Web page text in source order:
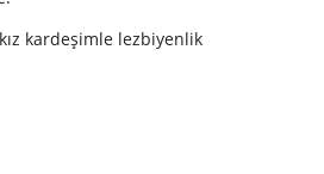
kardeşimle lezbiyenlik